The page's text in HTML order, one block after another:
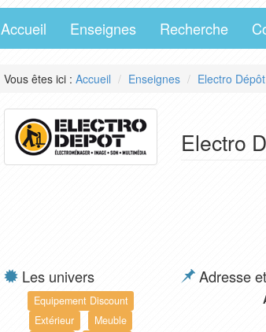
Accueil Enseignes Recherche
Vous êtes ici : Accueil Enseignes Electro Dépôt
Electro
Les univers
Equipement Discount
Extérieur
Meuble
Adresse